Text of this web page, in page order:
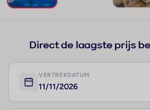
Direct de laagste prijs
VERTREKDATUM
11/11/2026